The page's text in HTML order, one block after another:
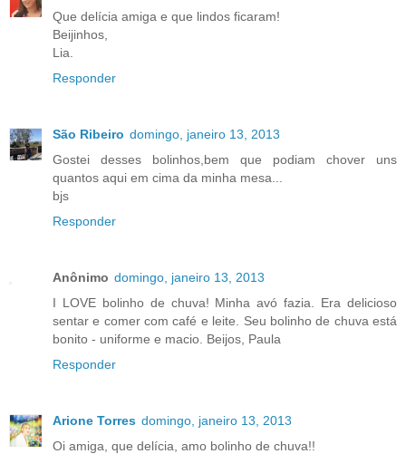
Que delícia amiga e que lindos ficaram!
Beijinhos,
Lia.
Responder
São Ribeiro domingo, janeiro 13, 2013
Gostei desses bolinhos,bem que podiam chover uns
quantos aqui em cima da minha mesa...
bjs
Responder
Anônimo domingo, janeiro 13, 2013
I LOVE bolinho de chuva! Minha avó fazia. Era delicioso
sentar e comer com café e leite. Seu bolinho de chuva está
bonito - uniforme e macio. Beijos, Paula
Responder
Arione Torres domingo, janeiro 13, 2013
Oi amiga, que delícia, amo bolinho de chuva!!